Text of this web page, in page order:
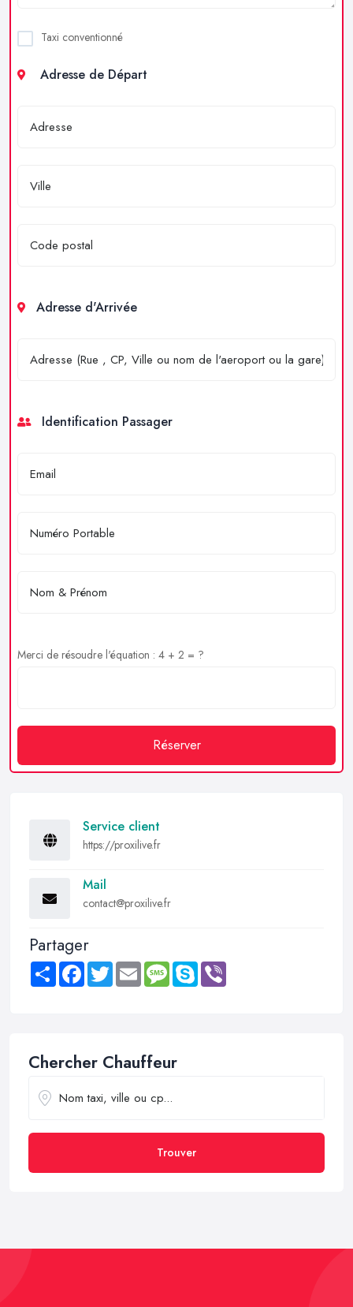
Taxi conventionné
Adresse de Départ
Adresse d'Arrivée
Identification Passager
Merci de résoudre l'équation : 4 + 2 = ?
Réserver
Service client
https://proxilive.fr
Mail
contact@proxilive.fr
Partager
Share FacebookTwitter Email MessageSkype
Chercher Chauffeur
Trouver